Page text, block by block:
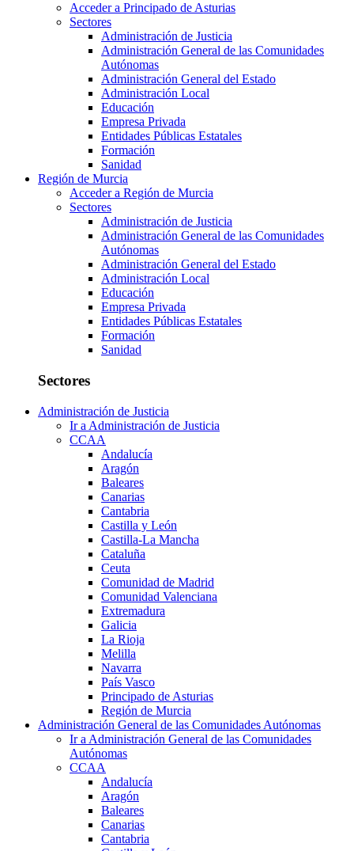
Acceder a Principado de Asturias
Sectores
Administración de Justicia
Administración General de las Comunidades
Autónomas
Administración General del Estado
Administración Local
Educación
Empresa Privada
Entidades Públicas Estatales
Formación
Sanidad
Región de Murcia
Acceder a Región de Murcia
Sectores
Administración de Justicia
Administración General de las Comunidades
Autónomas
Administración General del Estado
Administración Local
Educación
Empresa Privada
Entidades Públicas Estatales
Formación
Sanidad
Sectores
Administración de Justicia
Ir a Administración de Justicia
CCAA
Andalucía
Aragón
Baleares
Canarias
Cantabria
Castilla y León
Castilla-La Mancha
Cataluña
Ceuta
Comunidad de Madrid
Comunidad Valenciana
Extremadura
Galicia
La Rioja
Melilla
Navarra
País Vasco
Principado de Asturias
Región de Murcia
Administración General de las Comunidades Autónomas
Ir a Administración General de las Comunidades
Autónomas
CCAA
Andalucía
Aragón
Baleares
Canarias
Cantabria